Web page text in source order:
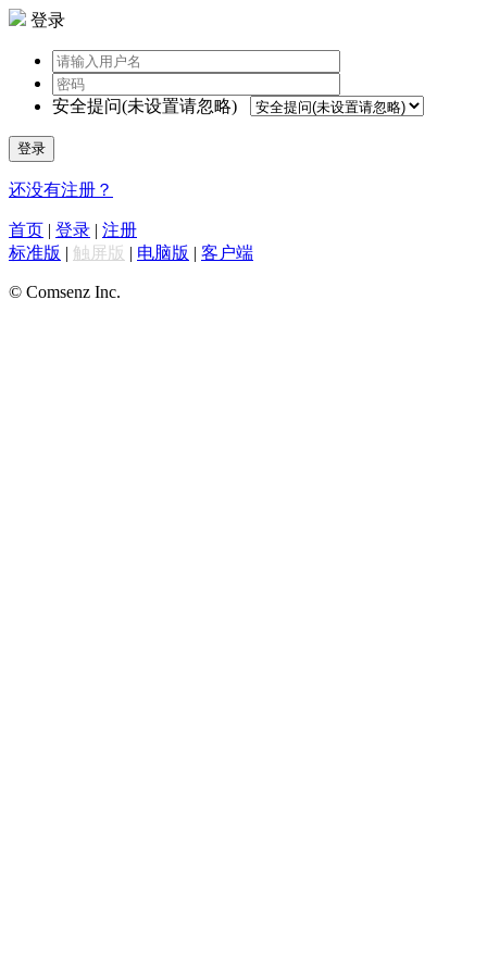
登录
安全提问(未设置请忽略)
登录
还没有注册？
首页 | 登录 | 注册
标准版 | 触屏版 | 电脑版 | 客户端
© Comsenz Inc.